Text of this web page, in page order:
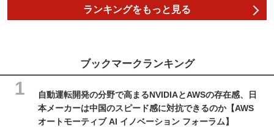
ランキングをもっと見る
ブックマークランキング
自動運転開発の分野で高まるNVIDIAとAWSの存在感、日
本メーカーは中国のスピード感に対抗できるのか【AWS
オートモーティブ AI イノベーション フォーラム】